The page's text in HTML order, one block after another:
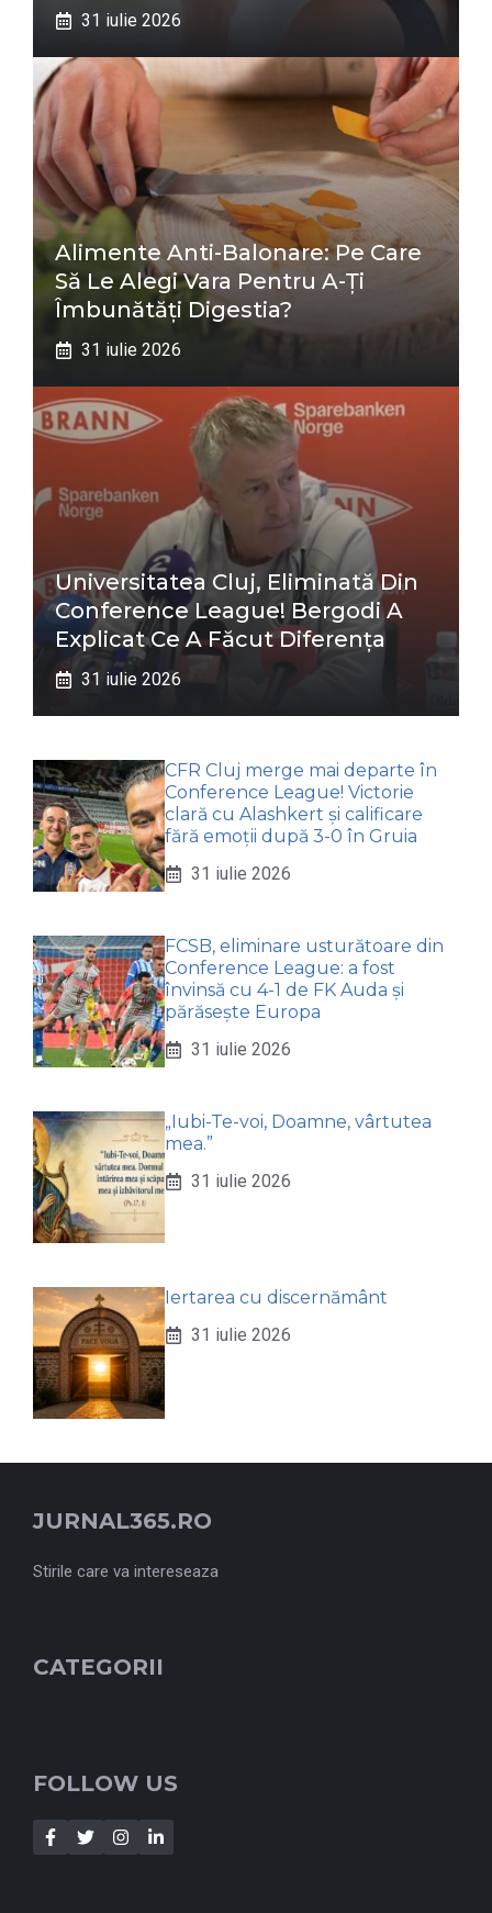
31 iulie 2026
Alimente Anti-Balonare: Pe Care
Să Le Alegi Vara Pentru A-Ți
Îmbunătăți Digestia?
31 iulie 2026
Universitatea Cluj, Eliminată Din
Conference League! Bergodi A
Explicat Ce A Făcut Diferența
31 iulie 2026
CFR Cluj merge mai departe în
Conference League! Victorie
clară cu Alashkert și calificare
fără emoții după 3-0 în Gruia
31 iulie 2026
FCSB, eliminare usturătoare din
Conference League: a fost
învinsă cu 4-1 de FK Auda și
părăsește Europa
31 iulie 2026
„Iubi-Te-voi, Doamne, vârtutea
mea.”
31 iulie 2026
Iertarea cu discernământ
31 iulie 2026
JURNAL365.RO
Stirile care va intereseaza
CATEGORII
FOLLOW US